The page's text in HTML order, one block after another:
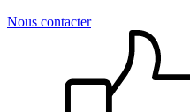
Nous contacter